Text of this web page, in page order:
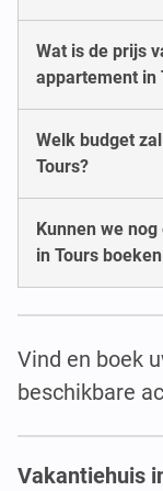
Wat is de prijs
appartement in
Welk budget
Tours?
Kunnen we
in Tours
Vind en boek
beschikbare
Vakantiehuis